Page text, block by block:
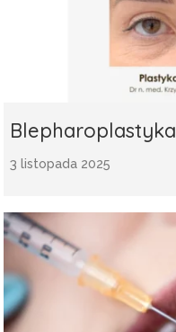
Blepharoplastyka
3 listopada 2025